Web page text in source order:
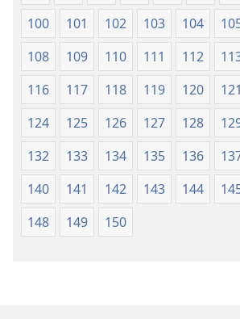
100
101 102 103 104
108
109 110 111 112
116
117 118 119 120 121
124
125 126 127 128
132
133 134 135 136
140
141 142 143 144
148
149 150